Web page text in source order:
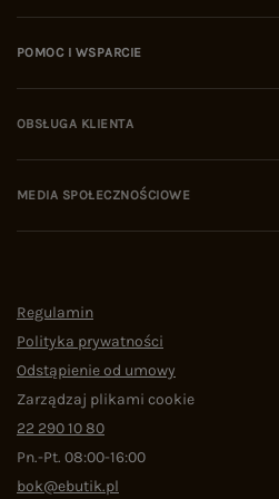
POMOC I WSPARCIE
OBSŁUGA KLIENTA
MEDIA SPOŁECZNOŚCIOWE
Regulamin
Polityka prywatności
Odstąpienie od umowy
Zarządzaj plikami cookie
22 290 10 80
Pn.-Pt. 08:00-16:00
bok@ebutik.pl